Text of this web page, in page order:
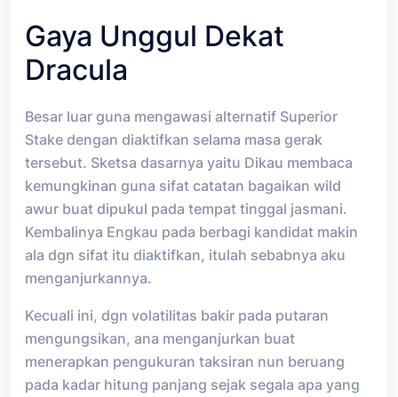
Gaya Unggul Dekat
Dracula
Besar luar guna mengawasi alternatif Superior
Stake dengan diaktifkan selama masa gerak
tersebut. Sketsa dasarnya yaitu Dikau membaca
kemungkinan guna sifat catatan bagaikan wild
awur buat dipukul pada tempat tinggal jasmani.
Kembalinya Engkau pada berbagi kandidat makin
ala dgn sifat itu diaktifkan, itulah sebabnya aku
menganjurkannya.
Kecuali ini, dgn volatilitas bakir pada putaran
mengungsikan, ana menganjurkan buat
menerapkan pengukuran taksiran nun beruang
pada kadar hitung panjang sejak segala apa yang